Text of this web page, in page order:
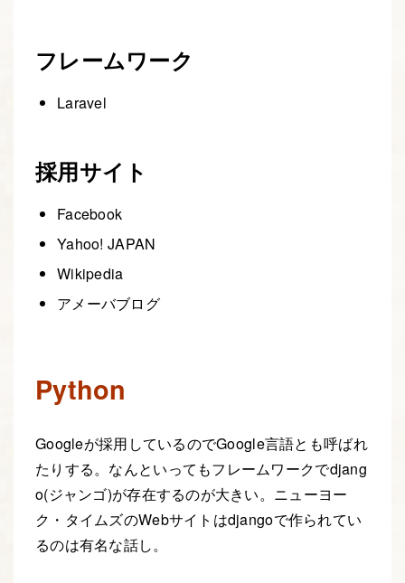
フレームワーク
Laravel
採用サイト
Facebook
Yahoo! JAPAN
Wikipedia
アメーバブログ
Python
Googleが採用しているのでGoogle言語とも呼ばれ
たりする。なんといってもフレームワークでdjang
o(ジャンゴ)が存在するのが大きい。ニューヨー
ク・タイムズのWebサイトはdjangoで作られてい
るのは有名な話し。